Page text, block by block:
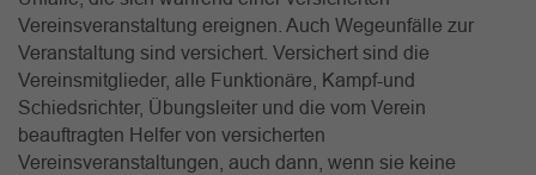
Vereinsveranstaltung ereignen. Auch Wegeunfälle zur
Veranstaltung sind versichert. Versichert sind die
Vereinsmitglieder, alle Funktionäre, Kampf-und
Schiedsrichter, Übungsleiter und die vom Verein
beauftragten Helfer von versicherten
Vereinsveranstaltungen, auch dann, wenn sie keine